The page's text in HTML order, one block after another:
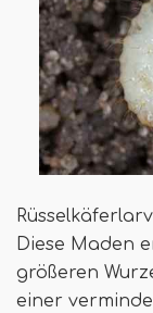
Diese Maden
größeren
einer